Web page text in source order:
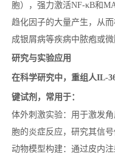
胞），强力激活NF-κB和
趋化因子的大量产生，从
成银屑病等疾病中脓疱或微
研究与实验应用
在科学研究中，重组人IL-
键试剂，常用于：
体外刺激实验：用于激发
胞的炎症反应，研究其信号
动物模型构建：通过皮内